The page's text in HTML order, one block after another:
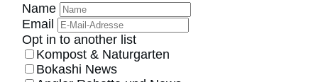
Name
Email
Opt in to another list
Kompost & Naturgarten
Bokashi News